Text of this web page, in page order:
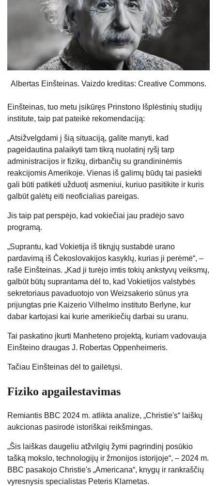
Albertas Einšteinas. Vaizdo kreditas: Creative Commons.
Einšteinas, tuo metu įsikūręs Prinstono Išplėstinių studijų
institute, taip pat pateikė rekomendaciją:
„Atsižvelgdami į šią situaciją, galite manyti, kad
pageidautina palaikyti tam tikrą nuolatinį ryšį tarp
administracijos ir fizikų, dirbančių su grandininėmis
reakcijomis Amerikoje. Vienas iš galimų būdų tai pasiekti
gali būti patikėti užduotį asmeniui, kuriuo pasitikite ir kuris
galbūt galėtų eiti neoficialias pareigas.
Jis taip pat perspėjo, kad vokiečiai jau pradėjo savo
programą.
„Suprantu, kad Vokietija iš tikrųjų sustabdė urano
pardavimą iš Čekoslovakijos kasyklų, kurias ji perėmė“, –
rašė Einšteinas. „Kad ji turėjo imtis tokių ankstyvų veiksmų,
galbūt būtų suprantama dėl to, kad Vokietijos valstybės
sekretoriaus pavaduotojo von Weizsakerio sūnus yra
prijungtas prie Kaizerio Vilhelmo instituto Berlyne, kur
dabar kartojasi kai kurie amerikiečių darbai su uranu.
Tai paskatino įkurti Manheteno projektą, kuriam vadovauja
Einšteino draugas J. Robertas Oppenheimeris.
Tačiau Einšteinas dėl to gailėtųsi.
Fiziko apgailestavimas
Remiantis BBC 2024 m. atlikta analize, „Christie's“ laiškų
aukcionas pasirodė istoriškai reikšmingas.
„Šis laiškas daugeliu atžvilgių žymi pagrindinį posūkio
tašką mokslo, technologijų ir žmonijos istorijoje“, – 2024 m.
BBC pasakojo Christie's „Americana“, knygų ir rankraščių
vyresnysis specialistas Peteris Klarnetas.